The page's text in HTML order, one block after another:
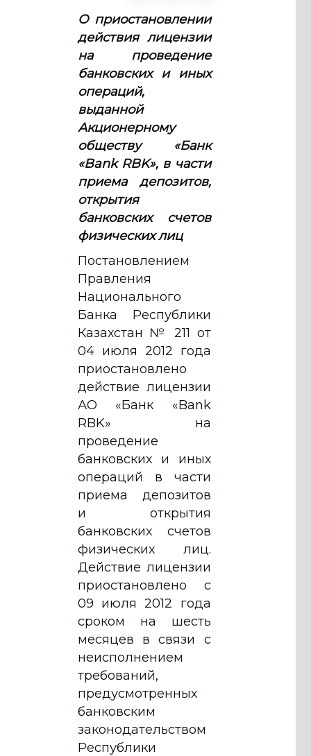
О приостановлении
действия лицензии
на проведение
банковских и иных
операций,
выданной
Акционерному
обществу «Банк
«Bank RBK», в части
приема депозитов,
открытия
банковских счетов
физических лиц
Постановлением
Правления
Национального
Банка Республики
Казахстан № 211 от
04 июля 2012 года
приостановлено
действие лицензии
АО «Банк «Bank
RBK» на
проведение
банковских и иных
операций в части
приема депозитов
и открытия
банковских счетов
физических лиц.
Действие лицензии
приостановлено с
09 июля 2012 года
сроком на шесть
месяцев в связи с
неисполнением
требований,
предусмотренных
банковским
законодательством
Республики